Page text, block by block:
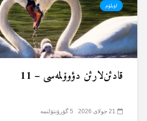
اؤیلۆم
قادئن‌لارئن دؤوۆلمەسی – 11
21 جولای 2026 5 گؤرۆنتۆلنمە